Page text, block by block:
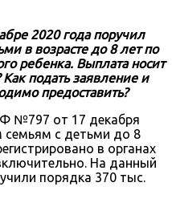
2020 года поручил
в возрасте до 8 лет по
ребенка. Выплата носит
подать заявление и
предоставить?
№797 от 17 декабря
семьям с детьми до 8
в органах
На данный
порядка 370 тыс.